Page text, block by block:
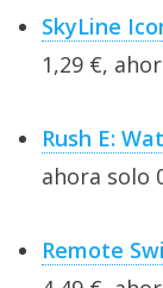
SkyLine
1,29 €,
Rush E:
ahora solo
Remote